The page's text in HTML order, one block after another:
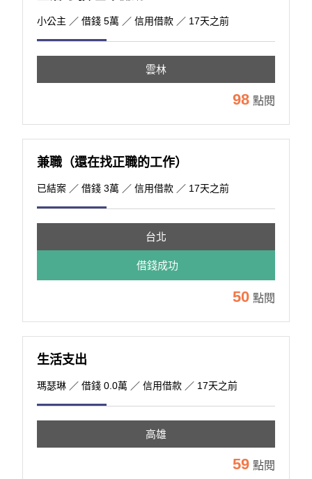
小公主 ／ 借錢 5萬 ／ 信用借款 ／ 17天之前
雲林
98 點閱
兼職（還在找正職的工作）
已結案 ／ 借錢 3萬 ／ 信用借款 ／ 17天之前
台北
借錢成功
50 點閱
生活支出
瑪瑟琳 ／ 借錢 0.0萬 ／ 信用借款 ／ 17天之前
高雄
59 點閱